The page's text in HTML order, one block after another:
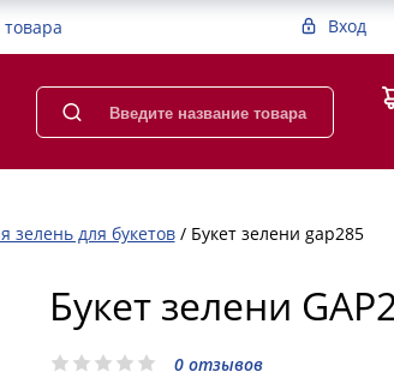
Вход
зелень для букетов / Букет зелени gap285
Букет зелени
0 отзывов